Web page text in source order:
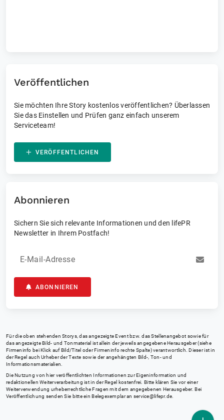
Veröffentlichen
Sie möchten Ihre Story kostenlos veröffentlichen? Überlassen
Sie das Einstellen und Prüfen ganz einfach unserem
Serviceteam!
VERÖFFENTLICHEN
Abonnieren
Sichern Sie sich relevante Informationen und den lifePR
Newsletter in Ihrem Postfach!
E-Mail-Adresse
ABONNIEREN
Für die oben stehenden Storys, das angezeigte Event bzw. das Stellenangebot sowie für
das angezeigte Bild- und Tonmaterial ist allein der jeweils angegebene Herausgeber (siehe
Firmeninfo bei Klick auf Bild/Titel oder Firmeninfo rechte Spalte) verantwortlich. Dieser ist in
der Regel auch Urheber der Texte sowie der angehängten Bild-, Ton- und
Informationsmaterialien.
Die Nutzung von hier veröffentlichten Informationen zur Eigeninformation und
redaktionellen Weiterverarbeitung ist in der Regel kostenfrei. Bitte klären Sie vor einer
Weiterverwendung urheberrechtliche Fragen mit dem angegebenen Herausgeber. Bei
Veröffentlichung senden Sie bitte ein Belegexemplar an service@lifepr.de